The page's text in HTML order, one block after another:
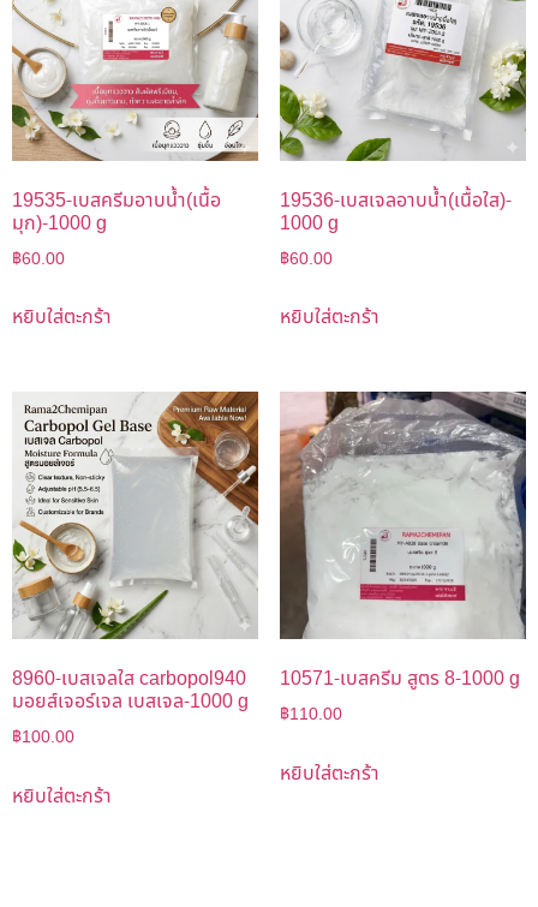
19535-เบสครีมอาบน้ำ(เนื้อ
มุก)-1000 g
฿60.00
หยิบใส่ตะกร้า
19536-เบสเจลอาบน้ำ(เนื้อใส)-
1000 g
฿60.00
หยิบใส่ตะกร้า
8960-เบสเจลใส carbopol940
มอยส์เจอร์เจล เบสเจล-1000 g
฿100.00
หยิบใส่ตะกร้า
10571-เบสครีม สูตร 8-1000 g
฿110.00
หยิบใส่ตะกร้า